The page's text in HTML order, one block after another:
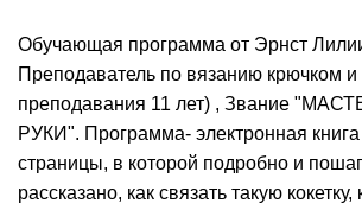
Обучающая программа от Эрнст
Преподаватель по вязанию крючком и
преподавания 11 лет) , Звание
РУКИ". Программа- электронная
страницы, в которой подробно и
рассказано, как связать такую кокетку,